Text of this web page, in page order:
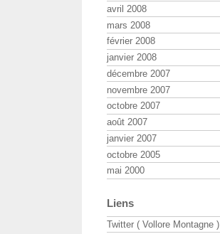
avril 2008
mars 2008
février 2008
janvier 2008
décembre 2007
novembre 2007
octobre 2007
août 2007
janvier 2007
octobre 2005
mai 2000
Liens
Twitter ( Vollore Montagne )